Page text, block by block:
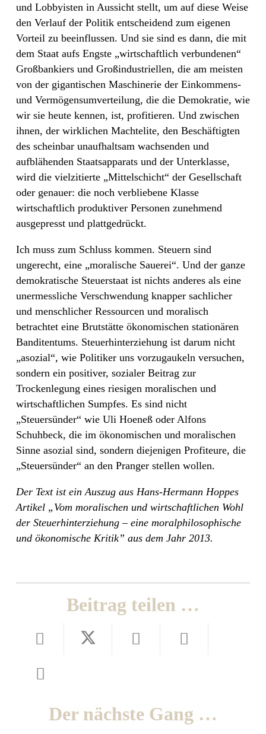
und Lobbyisten in Aussicht stellt, um auf diese Weise
den Verlauf der Politik entscheidend zum eigenen
Vorteil zu beeinflussen. Und sie sind es dann, die mit
dem Staat aufs Engste „wirtschaftlich verbundenen“
Großbankiers und Großindustriellen, die am meisten
von der gigantischen Maschinerie der Einkommens-
und Vermögensumverteilung, die die Demokratie, wie
wir sie heute kennen, ist, profitieren. Und zwischen
ihnen, der wirklichen Machtelite, den Beschäftigten
des scheinbar unaufhaltsam wachsenden und
aufblähenden Staatsapparats und der Unterklasse,
wird die vielzitierte „Mittelschicht“ der Gesellschaft
oder genauer: die noch verbliebene Klasse
wirtschaftlich produktiver Personen zunehmend
ausgepresst und plattgedrückt.
Ich muss zum Schluss kommen. Steuern sind
ungerecht, eine „moralische Sauerei“. Und der ganze
demokratische Steuerstaat ist nichts anderes als eine
unermessliche Verschwendung knapper sachlicher
und menschlicher Ressourcen und moralisch
betrachtet eine Brutstätte ökonomischen stationären
Banditentums. Steuerhinterziehung ist darum nicht
„asozial“, wie Politiker uns vorzugaukeln versuchen,
sondern ein positiver, sozialer Beitrag zur
Trockenlegung eines riesigen moralischen und
wirtschaftlichen Sumpfes. Es sind nicht
„Steuersünder“ wie Uli Hoeneß oder Alfons
Schuhbeck, die im ökonomischen und moralischen
Sinne asozial sind, sondern diejenigen Profiteure, die
„Steuersünder“ an den Pranger stellen wollen.
Der Text ist ein Auszug aus Hans-Hermann Hoppes
Artikel „Vom moralischen und wirtschaftlichen Wohl
der Steuerhinterziehung – eine moralphilosophische
und ökonomische Kritik” aus dem Jahr 2013.
Beitrag teilen …
Der nächste Gang …